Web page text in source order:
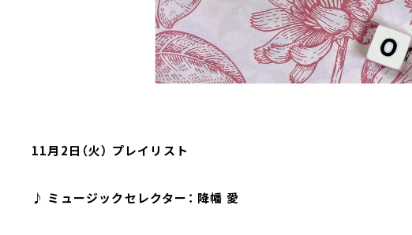
11月2日（火） プレイリスト
♪ ミュージックセレクター： 降幡 愛